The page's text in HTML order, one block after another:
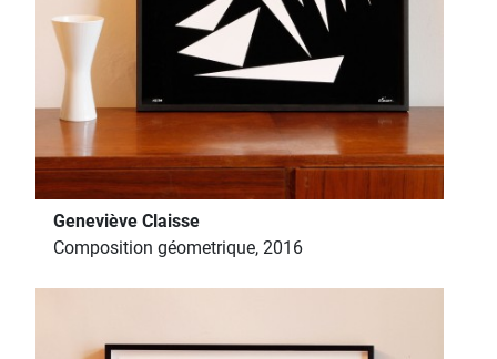
Geneviève Claisse
Composition géometrique, 2016